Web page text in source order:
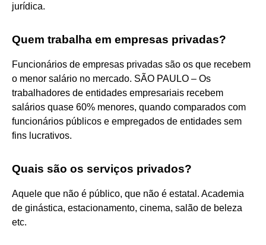
jurídica.
Quem trabalha em empresas privadas?
Funcionários de empresas privadas são os que recebem
o menor salário no mercado. SÃO PAULO – Os
trabalhadores de entidades empresariais recebem
salários quase 60% menores, quando comparados com
funcionários públicos e empregados de entidades sem
fins lucrativos.
Quais são os serviços privados?
Aquele que não é público, que não é estatal. Academia
de ginástica, estacionamento, cinema, salão de beleza
etc.